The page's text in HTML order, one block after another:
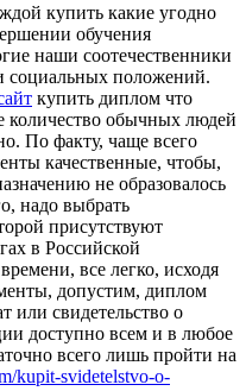
купить какие угодно
обучения
наши соотечественники
социальных положений.
купить диплом что
количество обычных людей
По факту, чаще всего
качественные, чтобы,
не образовалось
надо выбрать
присутствуют
в Российской
все легко, исходя
допустим, диплом
или свидетельство о
доступно всем и в любое
всего лишь пройти на
kupit-svidetelstvo-o-